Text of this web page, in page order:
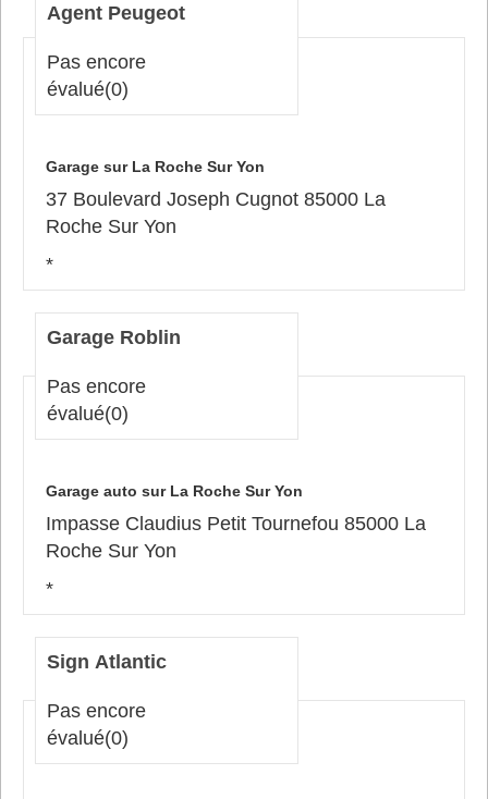
Agent Peugeot
Pas encore
évalué(0)
Garage sur La Roche Sur Yon
37 Boulevard Joseph Cugnot 85000 La
Roche Sur Yon
*
Garage Roblin
Pas encore
évalué(0)
Garage auto sur La Roche Sur Yon
Impasse Claudius Petit Tournefou 85000 La
Roche Sur Yon
*
Sign Atlantic
Pas encore
évalué(0)